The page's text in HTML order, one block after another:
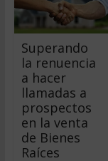
Superando
la renuencia
a hacer
llamadas a
prospectos
en la venta
de Bienes
Raíces